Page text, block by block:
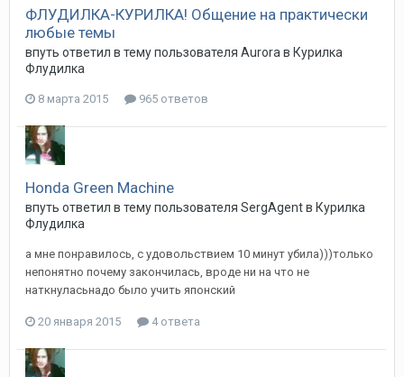
ФЛУДИЛКА-КУРИЛКА! Общение на практически
любые темы
впуть ответил в тему пользователя Aurora в Курилка
Флудилка
8 марта 2015 965 ответов
Honda Green Machine
впуть ответил в тему пользователя SergAgentв Курилка
Флудилка
а мне понравилось, с удовольствием 10 минут убила)))только
непонятно почему закончилась, вроде ни на что не
наткнуласьнадо было учить японский
20 января 2015 4 ответа